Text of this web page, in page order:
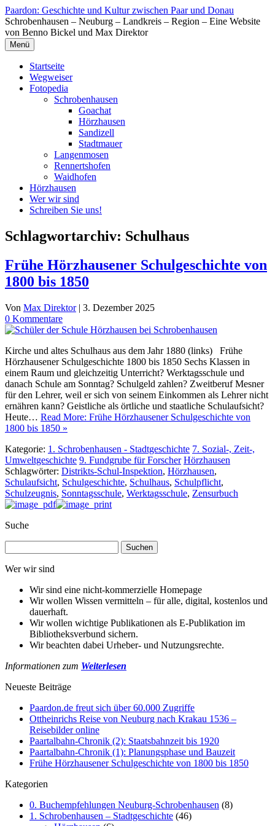
Zum
Inhalt
springen
Paardon: Geschichte und Kultur zwischen Paar und Donau
Schrobenhausen – Neuburg – Landkreis – Region – Eine Website
von Benno Bickel und Max Direktor
Menü
Startseite
Wegweiser
Fotopedia
Schrobenhausen
Goachat
Hörzhausen
Sandizell
Stadtmauer
Langenmosen
Rennertshofen
Waidhofen
Hörzhausen
Wer wir sind
Schreiben Sie uns!
Schlagwortarchiv: Schulhaus
Frühe Hörzhausener Schulgeschichte von
1800 bis 1850
Von Max Direktor | 3. Dezember 2025
0 Kommentare
Kirche und altes Schulhaus aus dem Jahr 1880 (links) Frühe
Hörzhausener Schulgeschichte 1800 bis 1850 Sechs Klassen in
einem Raum und gleichzeitig Unterricht? Werktagsschule und
danach Schule am Sonntag? Schulgeld zahlen? Zweitberuf Mesner
für den Lehrer, weil er sich von seinem Einkommen als Lehrer nicht
ernähren kann? Geistliche als örtliche und staatliche Schulaufsicht?
Heute… Read More: Frühe Hörzhausener Schulgeschichte von
1800 bis 1850 »
Kategorie: 1. Schrobenhausen - Stadtgeschichte 7. Sozial-, Zeit-,
Umweltgeschichte 9. Fundgrube für Forscher Hörzhausen
Schlagwörter: Distrikts-Schul-Inspektion, Hörzhausen,
Schulaufsicht, Schulgeschichte, Schulhaus, Schulpflicht,
Schulzeugnis, Sonntagsschule, Werktagsschule, Zensurbuch
Suche
nach:
Wer wir sind
Wir sind eine nicht-kommerzielle Homepage
Wir wollen Wissen vermitteln – für alle, digital, kostenlos und
dauerhaft.
Wir wollen wichtige Publikationen als E-Publikation im
Bibliotheksverbund sichern.
Wir beachten dabei Urheber- und Nutzungsrechte.
Informationen zum Weiterlesen
Neueste Beiträge
Paardon.de freut sich über 60.000 Zugriffe
Ottheinrichs Reise von Neuburg nach Krakau 1536 –
Reisebilder online
Paartalbahn-Chronik (2): Staatsbahnzeit bis 1920
Paartalbahn-Chronik (1): Planungsphase und Bauzeit
Frühe Hörzhausener Schulgeschichte von 1800 bis 1850
Kategorien
0. Buchempfehlungen Neuburg-Schrobenhausen (8)
1. Schrobenhausen – Stadtgeschichte (46)